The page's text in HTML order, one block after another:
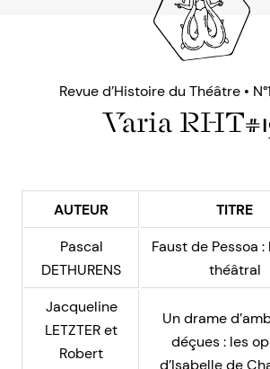
Revue d’Histoire du Théâtre •
Varia
AUTEUR TITRE
Pascal
DETHURENS
Faust de Pessoa :
théâtral
Jacqueline
LETZTER et
Robert
Un drame
déçues : les